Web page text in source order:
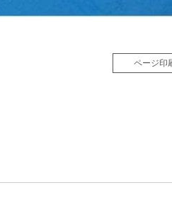
ページ印